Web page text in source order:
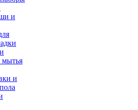
и
мытья
и